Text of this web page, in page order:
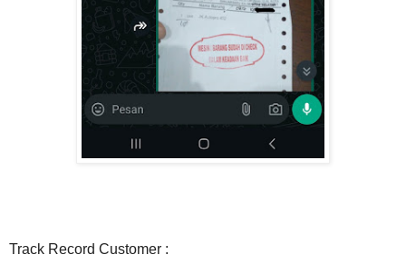
Track Record Customer :